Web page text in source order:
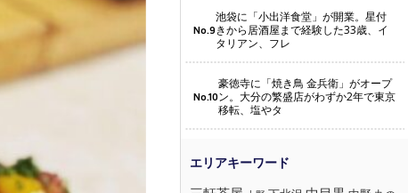
No.9
池袋に「小出洋食堂」が開業。星付
きから居酒屋まで経験した33歳、イ
タリアン、フレ
No.10
豪徳寺に「焼き鳥 金兵衛」がオープ
ン。大分の繁盛店がわずか2年で東京
移転、塩やタ